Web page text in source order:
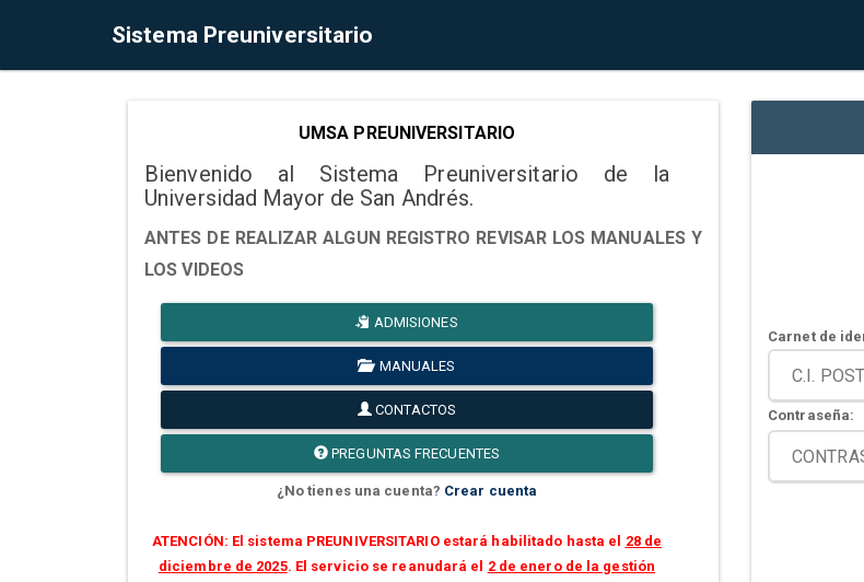
Sistema Preuniversitario
UMSA PREUNIVERSITARIO
Bienvenido al Sistema Preuniversitario de la
Universidad Mayor de San Andrés.
ANTES DE REALIZAR ALGUN REGISTRO REVISAR LOS MANUALES Y
LOS VIDEOS
ADMISIONES
MANUALES
CONTACTOS
PREGUNTAS FRECUENTES
¿No tienes una cuenta? Crear cuenta
ATENCIÓN: El sistema PREUNIVERSITARIO estará habilitado hasta el 28 de
diciembre de 2025. El servicio se reanudará el 2 de enero de la gestión
Carnet de
Contraseña: